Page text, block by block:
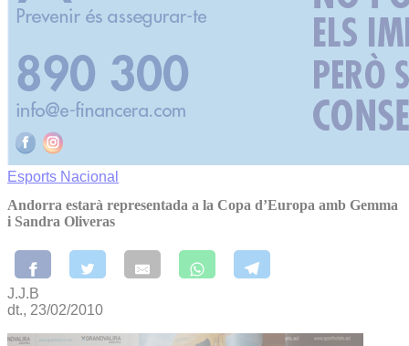
Esports Nacional
Andorra estarà representada a la Copa d’Europa amb Gemma
i Sandra Oliveras
J.J.B
dt., 23/02/2010